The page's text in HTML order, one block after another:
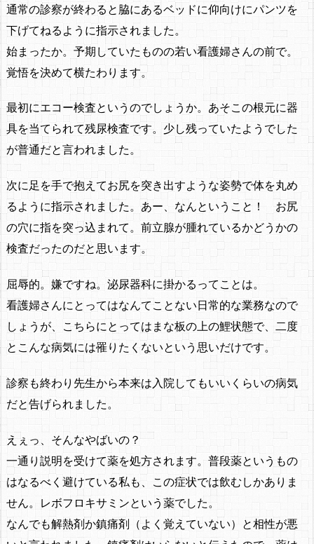
通常の診察が終わると脇にあるベッドに仰向けにパンツを
下げてねるように指示されました。
始まったか。予期していたものの若い看護婦さんの前で。
覚悟を決めて横たわります。
最初にエコー検査というのでしょうか。あそこの根元に器
具を当てられて残尿検査です。少し残っていたようでした
が普通だと言われました。
次に足を手で抱えてお尻を突き出すような姿勢で体を丸め
るように指示されました。あー、なんということ！ お尻
の穴に指を突っ込まれて。前立腺が腫れているかどうかの
検査だったのだと思います。
屈辱的。嫌ですね。泌尿器科に掛かるってことは。
看護婦さんにとってはなんてことない日常的な業務なので
しょうが、こちらにとってはまな板の上の鯉状態で、二度
とこんな病気には罹りたくないという思いだけです。
診察も終わり先生から本来は入院してもいいくらいの病気
だと告げられました。
えぇっ、そんなやばいの？
一通り説明を受けて薬を処方されます。普段薬というもの
はなるべく避けている私も、この症状では飲むしかありま
せん。レボフロキサミンという薬でした。
なんでも解熱剤か鎮痛剤（よく覚えていない）と相性が悪